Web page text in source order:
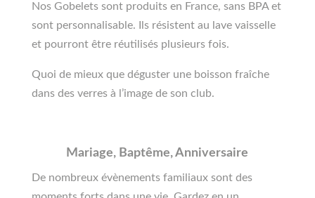
Nos Gobelets sont produits en France, sans BPA et
sont personnalisable. Ils résistent au lave vaisselle
et pourront être réutilisés plusieurs fois.
Quoi de mieux que déguster une boisson fraîche
dans des verres à l’image de son club.
Mariage, Baptême, Anniversaire
De nombreux évènements familiaux sont des